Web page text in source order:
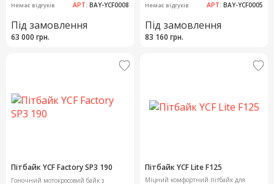
Немає відгуків АРТ: BAY-YCF0008
Під замовлення
63 000 грн.
Немає відгуків АРТ: BAY-YCF0005
Під замовлення
83 160 грн.
Пітбайк YCF Factory SP3 190
Гоночний мотокросовий байк з
Пітбайк YCF Lite F125
Міцний комфортний пітбайк для